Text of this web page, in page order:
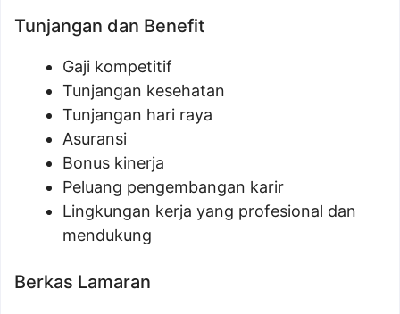
Tunjangan dan Benefit
Gaji kompetitif
Tunjangan kesehatan
Tunjangan hari raya
Asuransi
Bonus kinerja
Peluang pengembangan karir
Lingkungan kerja yang profesional dan
mendukung
Berkas Lamaran